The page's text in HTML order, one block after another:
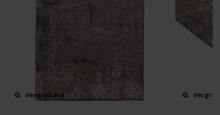
Vergrößern